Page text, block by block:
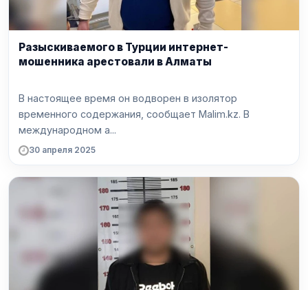
Разыскиваемого в Турции интернет-
мошенника арестовали в Алматы
В настоящее время он водворен в изолятор
временного содержания, сообщает Malim.kz. В
международном а...
30 апреля 2025